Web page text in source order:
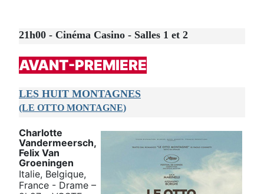
21h00 - Cinéma Casino - Salles 1 et 2
AVANT-PREMIERE
LES HUIT MONTAGNES
(LE OTTO MONTAGNE)
Charlotte
Vandermeersch,
Felix Van
Groeningen
Italie, Belgique,
France - Drame –